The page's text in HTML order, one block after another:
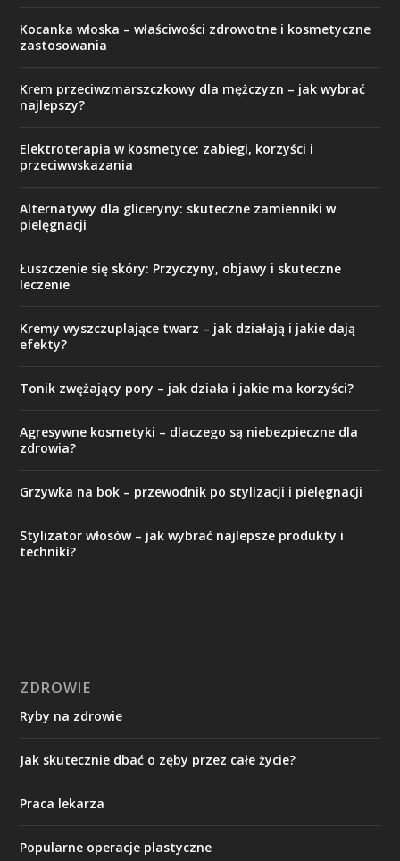
Kocanka włoska – właściwości zdrowotne i kosmetyczne
zastosowania
Krem przeciwzmarszczkowy dla mężczyzn – jak wybrać
najlepszy?
Elektroterapia w kosmetyce: zabiegi, korzyści i
przeciwwskazania
Alternatywy dla gliceryny: skuteczne zamienniki w
pielęgnacji
Łuszczenie się skóry: Przyczyny, objawy i skuteczne
leczenie
Kremy wyszczuplające twarz – jak działają i jakie dają
efekty?
Tonik zwężający pory – jak działa i jakie ma korzyści?
Agresywne kosmetyki – dlaczego są niebezpieczne dla
zdrowia?
Grzywka na bok – przewodnik po stylizacji i pielęgnacji
Stylizator włosów – jak wybrać najlepsze produkty i
techniki?
ZDROWIE
Ryby na zdrowie
Jak skutecznie dbać o zęby przez całe życie?
Praca lekarza
Popularne operacje plastyczne